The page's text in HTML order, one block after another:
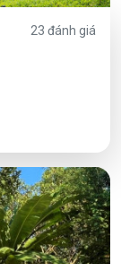
23 đánh giá